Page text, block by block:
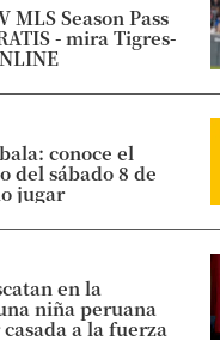
MLS Season Pass
- mira Tigres-
conoce el
del sábado 8 de
jugar
en la
niña peruana
a la fuerza